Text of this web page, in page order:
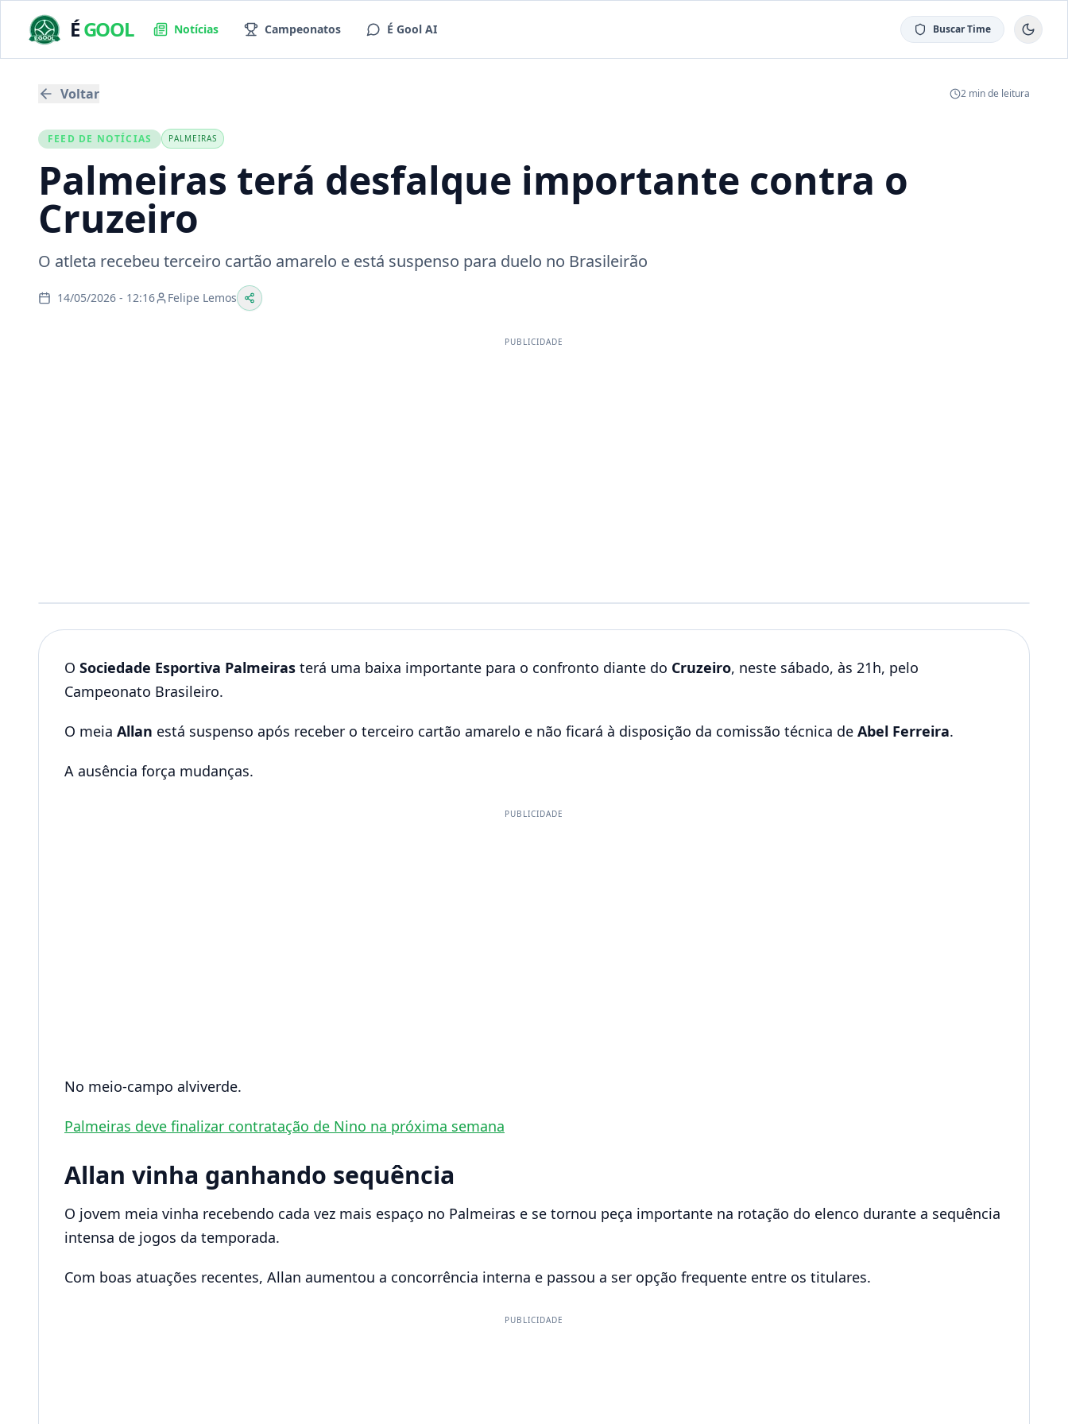
ÉGOOL Notícias Campeonatos É Gool AI Buscar Time
Voltar 2 min de leitura
FEED DE NOTÍCIAS PALMEIRAS
Palmeiras terá desfalque importante contra o
Cruzeiro
O atleta recebeu terceiro cartão amarelo e está suspenso para duelo no Brasileirão
14/05/2026 - 12:16 Felipe Lemos
PUBLICIDADE
O Sociedade Esportiva Palmeiras terá uma baixa importante para o confronto diante do Cruzeiro, neste sábado, às 21h, pelo
Campeonato Brasileiro.
O meia Allan está suspenso após receber o terceiro cartão amarelo e não ficará à disposição da comissão técnica de Abel Ferreira.
A ausência força mudanças.
PUBLICIDADE
No meio-campo alviverde.
Palmeiras deve finalizar contratação de Nino na próxima semana
Allan vinha ganhando sequência
O jovem meia vinha recebendo cada vez mais espaço no Palmeiras e se tornou peça importante na rotação do elenco durante a sequência
intensa de jogos da temporada.
Com boas atuações recentes, Allan aumentou a concorrência interna e passou a ser opção frequente entre os titulares.
PUBLICIDADE